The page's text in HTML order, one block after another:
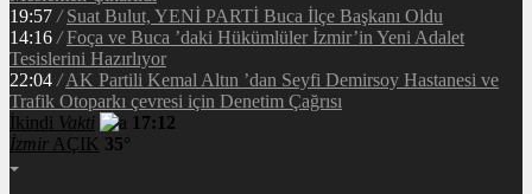
19:57 / Suat Bulut, YENİ PARTİ Buca İlçe Başkanı Oldu
14:16 / Foça ve Buca ’daki Hükümlüler İzmir’in Yeni Adalet
Tesislerini Hazırlıyor
22:04 / AK Partili Kemal Altın ’dan Seyfi Demirsoy Hastanesi ve
Trafik Otoparkı çevresi için Denetim Çağrısı
İkindi Vakti
17:12
İzmir AÇIK 35°